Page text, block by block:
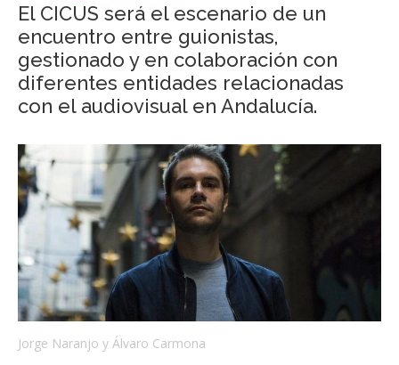
El CICUS será el escenario de un
encuentro entre guionistas,
gestionado y en colaboración con
diferentes entidades relacionadas
con el audiovisual en Andalucía.
Jorge Naranjo y Álvaro Carmona